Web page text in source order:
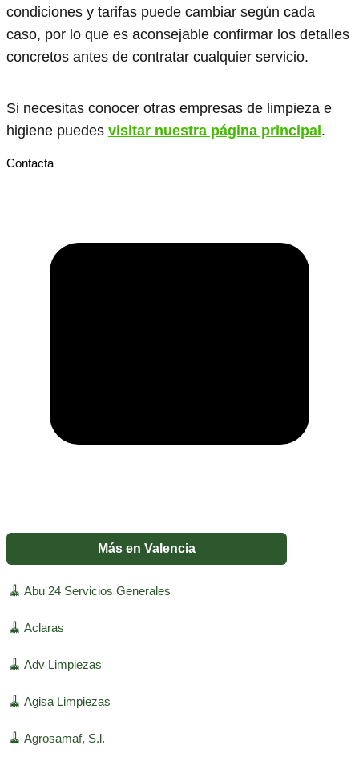
condiciones y tarifas puede cambiar según cada
caso, por lo que es aconsejable confirmar los detalles
concretos antes de contratar cualquier servicio.
Si necesitas conocer otras empresas de limpieza e
higiene puedes visitar nuestra página principal .
Contacta
Más en Valencia
🧹 Abu 24 Servicios Generales
🧹 Aclaras
🧹 Adv Limpiezas
🧹 Agisa Limpiezas
🧹 Agrosamaf, S.l.